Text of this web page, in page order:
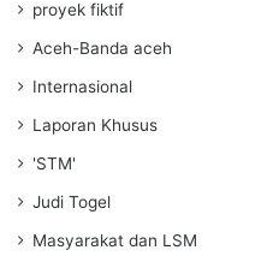
proyek fiktif
Aceh-Banda aceh
Internasional
Laporan Khusus
'STM'
Judi Togel
Masyarakat dan LSM